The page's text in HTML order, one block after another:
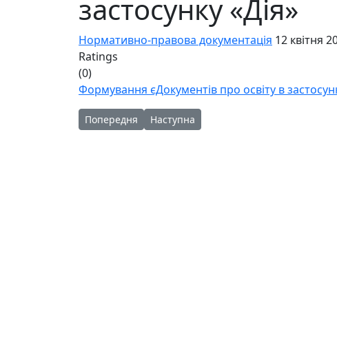
застосунку «Дія»
Нормативно-правова документація 12 квітня
Ratings
(0)
Формування єДокументів про освіту в
Попередня стаття: ОСВІТНЯ ПРОГРАМА
Попередня Наступна стаття: ОСВІТНЯ ПРОГРАМА
Наступна